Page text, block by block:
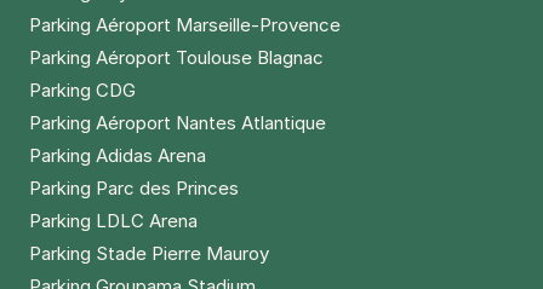
Parking Aéroport Marseille-Provence
Parking Aéroport Toulouse Blagnac
Parking CDG
Parking Aéroport Nantes Atlantique
Parking Adidas Arena
Parking Parc des Princes
Parking LDLC Arena
Parking Stade Pierre Mauroy